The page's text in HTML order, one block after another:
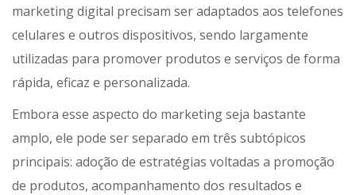
marketing digital precisam ser adaptados aos telefones
celulares e outros dispositivos, sendo largamente
utilizadas para promover produtos e serviços de forma
rápida, eficaz e personalizada.
Embora esse aspecto do marketing seja bastante
amplo, ele pode ser separado em três subtópicos
principais: adoção de estratégias voltadas a promoção
de produtos, acompanhamento dos resultados e